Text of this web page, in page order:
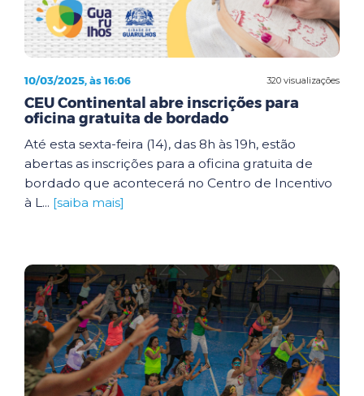
320 visualizações
10/03/2025, às 16:06
CEU Continental abre inscrições para
oficina gratuita de bordado
Até esta sexta-feira (14), das 8h às 19h, estão
abertas as inscrições para a oficina gratuita de
bordado que acontecerá no Centro de Incentivo
à L... [saiba mais]